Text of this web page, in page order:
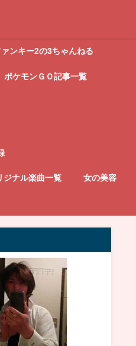
ァンキー2の3ちゃんねる
ポケモンＧＯ記事一覧
ジナル楽曲一覧 女の美容